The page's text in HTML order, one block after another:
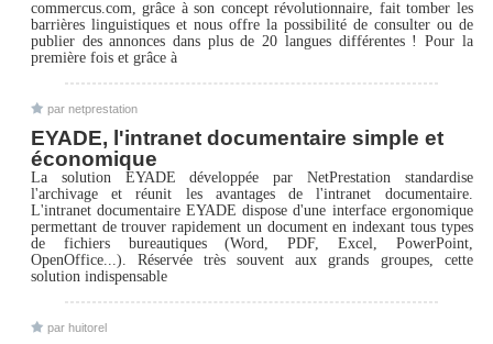
commercus.com, grâce à son concept révolutionnaire, fait tomber les
barrières linguistiques et nous offre la possibilité de consulter ou de
publier des annonces dans plus de 20 langues différentes ! Pour la
première fois et grâce à
par netprestation
EYADE, l'intranet documentaire simple et
économique
La solution EYADE développée par NetPrestation standardise
l'archivage et réunit les avantages de l'intranet documentaire.
L'intranet documentaire EYADE dispose d'une interface ergonomique
permettant de trouver rapidement un document en indexant tous types
de fichiers bureautiques (Word, PDF, Excel, PowerPoint,
OpenOffice...). Réservée très souvent aux grands groupes, cette
solution indispensable
par huitorel